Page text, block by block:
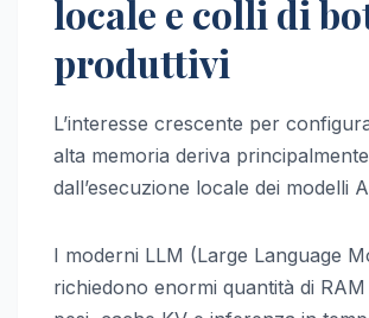
locale e colli di
produttivi
L’interesse crescente per
alta memoria deriva principalmente
dall’esecuzione locale dei modelli
I moderni LLM (Large Language
richiedono enormi quantità di